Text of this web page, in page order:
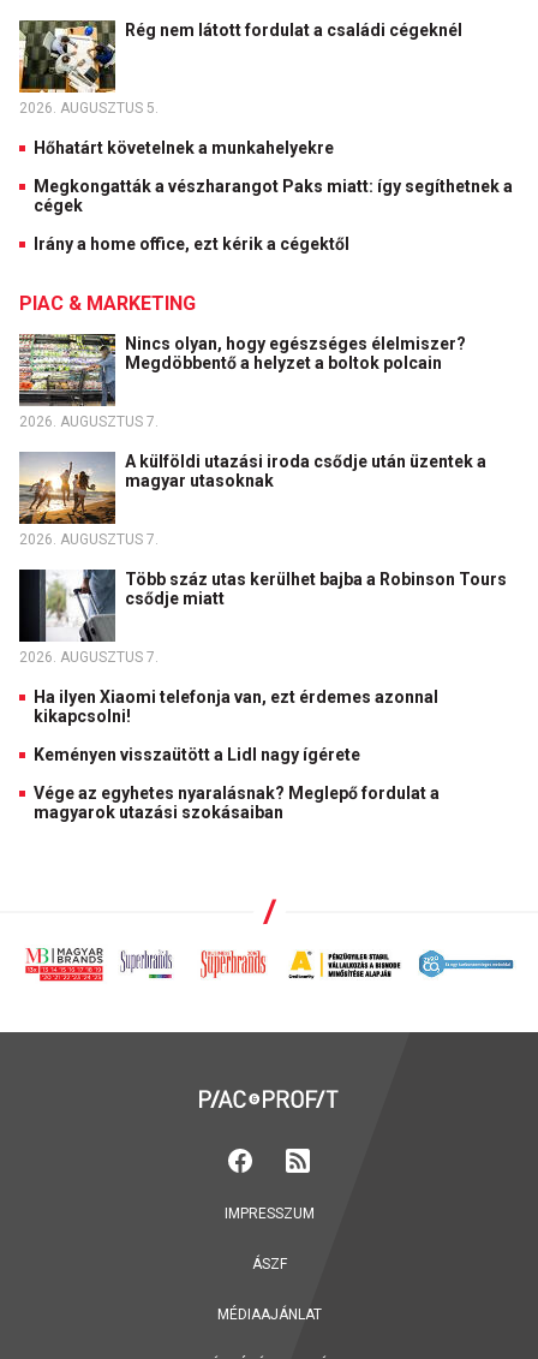
Rég nem látott fordulat a családi cégeknél
2026. AUGUSZTUS 5.
Hőhatárt követelnek a munkahelyekre
Megkongatták a vészharangot Paks miatt: így segíthetnek a
cégek
Irány a home office, ezt kérik a cégektől
PIAC & MARKETING
Nincs olyan, hogy egészséges élelmiszer?
Megdöbbentő a helyzet a boltok polcain
2026. AUGUSZTUS 7.
A külföldi utazási iroda csődje után üzentek a
magyar utasoknak
2026. AUGUSZTUS 7.
Több száz utas kerülhet bajba a Robinson Tours
csődje miatt
2026. AUGUSZTUS 7.
Ha ilyen Xiaomi telefonja van, ezt érdemes azonnal
kikapcsolni!
Keményen visszaütött a Lidl nagy ígérete
Vége az egyhetes nyaralásnak? Meglepő fordulat a
magyarok utazási szokásaiban
IMPRESSZUM
ÁSZF
MÉDIAAJÁNLAT